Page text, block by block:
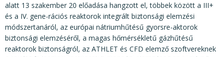
alatt 13 szakember 20 előadása hangzott el, többek között a III+
és a IV. gene-rációs reaktorok integrált biztonsági elemzési
módszertanáról, az európai nátriumhűtésű gyorsre-aktorok
biztonsági elemzéséről, a magas hőmérsékletű gázhűtésű
reaktorok biztonságról, az ATHLET és CFD elemző szoftvereknek